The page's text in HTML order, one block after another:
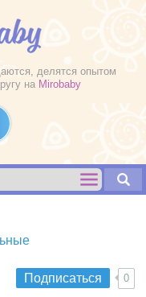
делятся опытом
на Mirobaby
Подписаться 0